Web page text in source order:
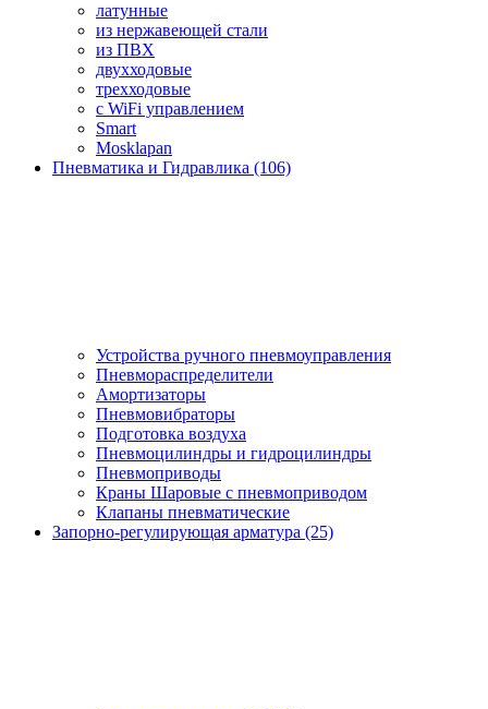
латунные
из нержавеющей стали
из ПВХ
двухходовые
трехходовые
с WiFi управлением
Smart
Mosklapan
Пневматика и Гидравлика (106)
Устройства ручного пневмоуправления
Пневмораспределители
Амортизаторы
Пневмовибраторы
Подготовка воздуха
Пневмоцилиндры и гидроцилиндры
Пневмоприводы
Краны Шаровые с пневмоприводом
Клапаны пневматические
Запорно-регулирующая арматура (25)